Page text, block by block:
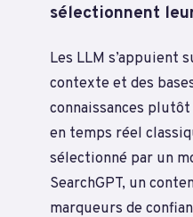
sélectionnent
Les LLM s’appuient
contexte et des
connaissances
en temps réel
sélectionné par un
SearchGPT, un
marqueurs de